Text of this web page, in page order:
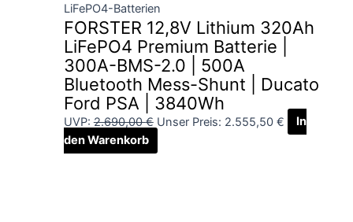
LiFePO4-Batterien
FORSTER 12,8V Lithium 320Ah
LiFePO4 Premium Batterie |
300A-BMS-2.0 | 500A
Bluetooth Mess-Shunt | Ducato
Ford PSA | 3840Wh
UVP: 2.690,00€ Unser Preis: 2.555,50 €
In
den Warenkorb